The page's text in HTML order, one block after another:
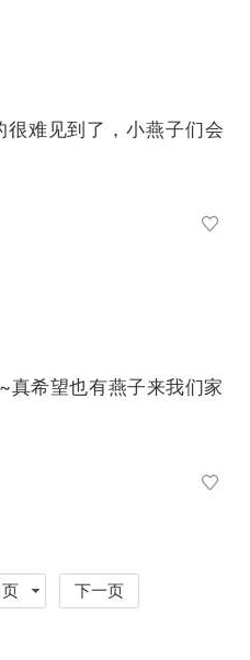
很难见到了，小燕子们会
真希望也有燕子来我们家
下一页